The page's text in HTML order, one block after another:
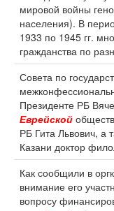
мировой войны
населения). В
1933 по 1945 гг.
гражданства по
Совета по
Президенте РБ
Еврейской
РБ Гита Львович, а
Казани доктор
Как сообщили в
внимание его
вопросу